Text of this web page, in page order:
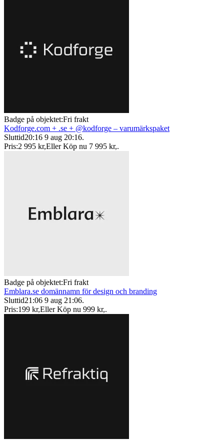
Badge på objektet:Fri frakt
Kodforge.com + .se + @kodforge – varumärkspaket
Sluttid20:16 9 aug 20:16.
Pris:2 995 kr,Eller Köp nu 7 995 kr,.
Badge på objektet:Fri frakt
Emblara.se domännamn för design och branding
Sluttid21:06 9 aug 21:06.
Pris:199 kr,Eller Köp nu 999 kr,.